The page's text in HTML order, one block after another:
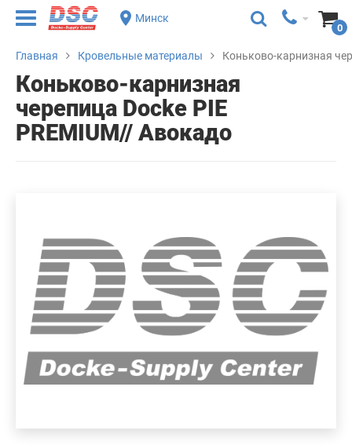
Минск
0
Главная Кровельные материалы Коньково-карнизная
Коньково-карнизная
черепица Docke PIE
PREMIUM// Авокадо